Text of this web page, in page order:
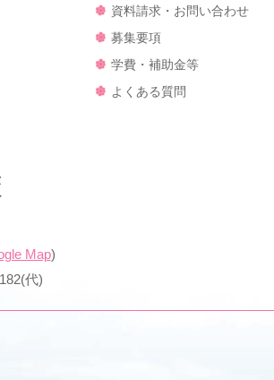
資料請求・お問い合わせ
募集要項
学費・補助金等
よくある質問
Map)
代)